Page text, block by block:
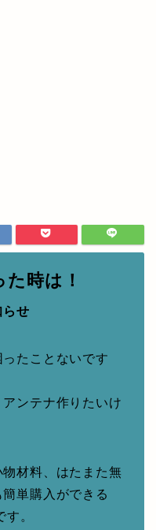
時は！
せ
たことないです
ンテナ作りたいけ
材料、はたまた無
単購入ができる
。